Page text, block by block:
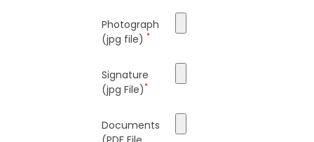
Photograph
(jpg file) *
Signature
(jpg File)*
Documents